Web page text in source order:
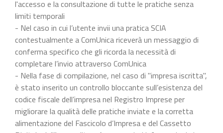
l'accesso e la consultazione di tutte le pratiche senza
limiti temporali
- Nel caso in cui l’utente invii una pratica SCIA
contestualmente a ComUnica riceverà un messaggio di
conferma specifico che gli ricorda la necessità di
completare l’invio attraverso ComUnica
- Nella fase di compilazione, nel caso di "impresa iscritta",
è stato inserito un controllo bloccante sull’esistenza del
codice fiscale dell’impresa nel Registro Imprese per
migliorare la qualità delle pratiche inviate e la corretta
alimentazione del Fascicolo d’Impresa e del Cassetto